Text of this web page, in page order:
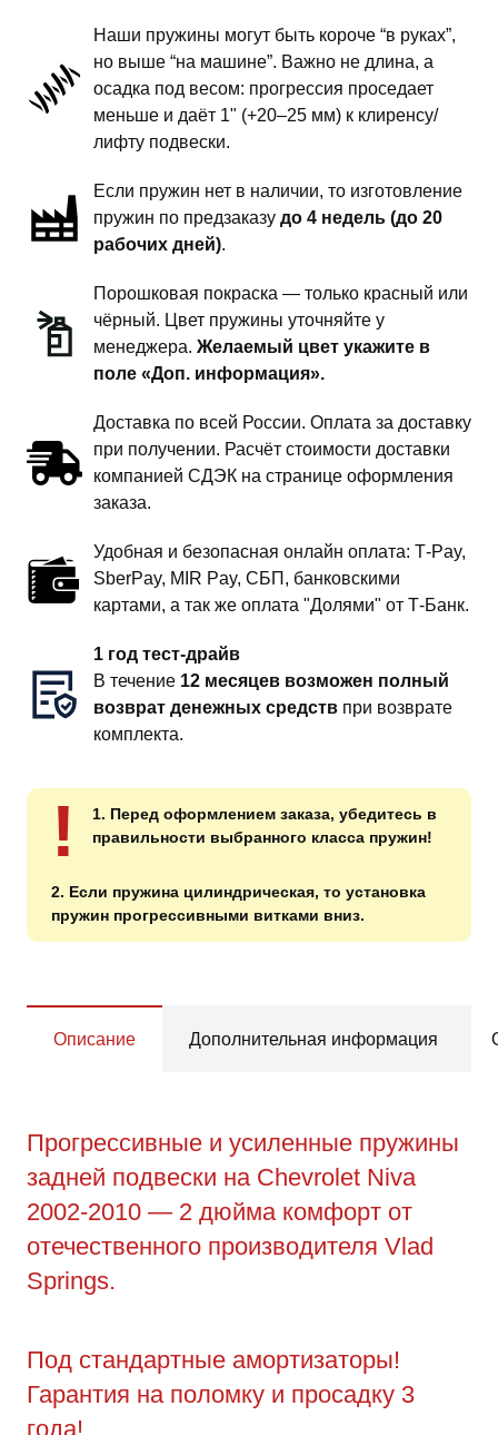
подвески
-
комфорт
Наши пружины могут быть короче “в руках”,
но выше “на машине”. Важно не длина, а
осадка под весом: прогрессия проседает
меньше и даёт 1" (+20–25 мм) к клиренсу/
лифту подвески.
Если пружин нет в наличии, то изготовление
пружин по предзаказу до 4 недель (до 20
рабочих дней).
Порошковая покраска — только красный или
чёрный. Цвет пружины уточняйте у
менеджера. Желаемый цвет укажите в
поле «Доп. информация».
Доставка по всей России. Оплата за доставку
при получении. Расчёт стоимости доставки
компанией СДЭК на странице оформления
заказа.
Удобная и безопасная онлайн оплата: T‑Pay,
SberPay, MIR Pay, СБП, банковскими
картами, а так же оплата "Долями" от Т-Банк.
1 год тест-драйв
В течение 12 месяцев возможен полный
возврат денежных средств при возврате
комплекта.
!
1. Перед оформлением заказа, убедитесь в
правильности выбранного класса пружин!
2. Если пружина цилиндрическая, то установка
пружин прогрессивными витками вниз.
Описание Дополнительная информация
Прогрессивные и усиленные пружины
задней подвески на Chevrolet Niva
2002-2010 — 2 дюйма комфорт от
отечественного производителя Vlad
Springs.
Под стандартные амортизаторы!
Гарантия на поломку и просадку 3
года!